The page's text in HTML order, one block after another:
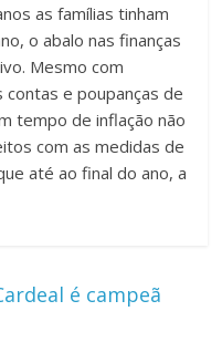
as famílias tinham
o abalo nas finanças
Mesmo com
e poupanças de
tempo de inflação não
com as medidas de
até ao final do ano, a
é campeã